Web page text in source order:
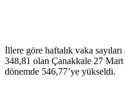
İllere göre haftalık vaka
348,81 olan Çanakkale 27
dönemde 546,77’ye yükseldi.